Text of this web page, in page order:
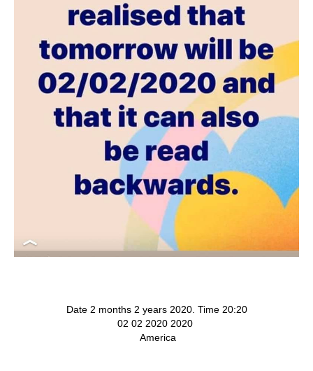
Date 2 months 2 years 2020. Time 20:20
02 02 2020 2020
America